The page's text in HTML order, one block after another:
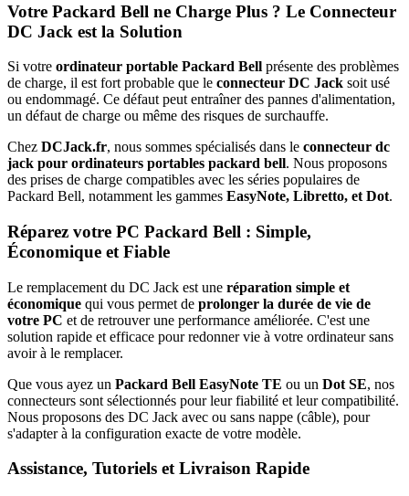
Votre Packard Bell ne Charge Plus ? Le Connecteur
DC Jack est la Solution
Si votre ordinateur portable Packard Bell présente des problèmes
de charge, il est fort probable que le connecteur DC Jack soit usé
ou endommagé. Ce défaut peut entraîner des pannes d'alimentation,
un défaut de charge ou même des risques de surchauffe.
Chez DCJack.fr, nous sommes spécialisés dans le connecteur dc
jack pour ordinateurs portables packard bell. Nous proposons
des prises de charge compatibles avec les séries populaires de
Packard Bell, notamment les gammes EasyNote, Libretto, et Dot.
Réparez votre PC Packard Bell : Simple,
Économique et Fiable
Le remplacement du DC Jack est une réparation simple et
économique qui vous permet de prolonger la durée de vie de
votre PC et de retrouver une performance améliorée. C'est une
solution rapide et efficace pour redonner vie à votre ordinateur sans
avoir à le remplacer.
Que vous ayez un Packard Bell EasyNote TE ou un Dot SE, nos
connecteurs sont sélectionnés pour leur fiabilité et leur compatibilité.
Nous proposons des DC Jack avec ou sans nappe (câble), pour
s'adapter à la configuration exacte de votre modèle.
Assistance, Tutoriels et Livraison Rapide